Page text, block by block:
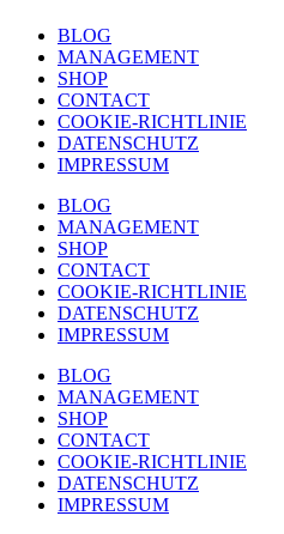
BLOG
MANAGEMENT
SHOP
CONTACT
COOKIE-RICHTLINIE
DATENSCHUTZ
IMPRESSUM
BLOG
MANAGEMENT
SHOP
CONTACT
COOKIE-RICHTLINIE
DATENSCHUTZ
IMPRESSUM
BLOG
MANAGEMENT
SHOP
CONTACT
COOKIE-RICHTLINIE
DATENSCHUTZ
IMPRESSUM